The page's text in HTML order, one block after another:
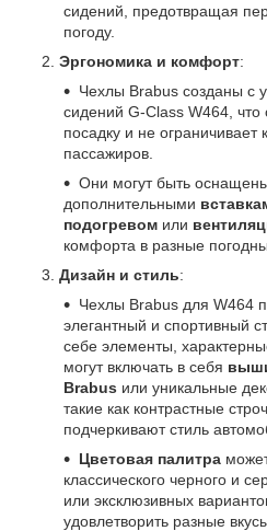
сидений, предотвращая
погоду.
Эргономика и комфорт:
Чехлы Brabus созданы с
сидений G-Class W464, что
посадку и не
пассажиров.
Они могут быть
дополнительными
подогревом или
комфорта в разные
Дизайн и стиль:
Чехлы Brabus для W464
элегантный и спортивный
себе элементы,
могут включать в себя
Brabus или уникальные
такие как контрастные
подчеркивают стиль
Цветовая палитра
классического черного и
или эксклюзивных
удовлетворить разные